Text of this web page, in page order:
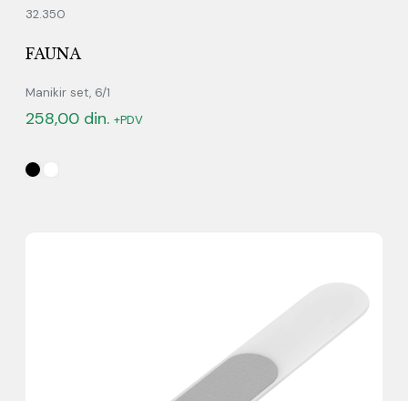
32.350
FAUNA
Manikir set, 6/1
258,00 din. +PDV